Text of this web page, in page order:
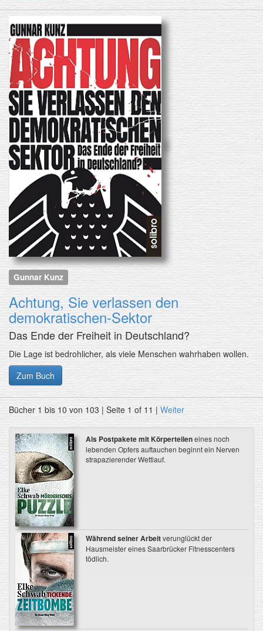
Gunnar Kunz
Achtung, Sie verlassen den
demokratischen-Sektor
Das Ende der Freiheit in Deutschland?
Die Lage ist bedrohlicher, als viele Menschen wahrhaben wollen.
Zum Buch
Bücher 1 bis 10 von 103 | Seite 1 of 11 | Weiter
Als Postpakete mit Körperteileneines noch
lebenden Opfers auftauchen beginnt ein Nerven
strapazierender Wettlauf.
Während seiner Arbeitverunglückt der
Hausmeister eines Saarbrücker Fitnesscenters
tödlich.